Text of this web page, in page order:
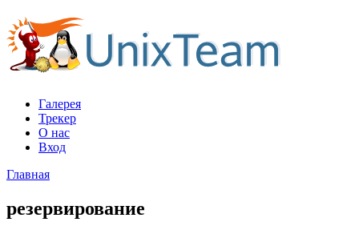
Галерея
Трекер
О нас
Вход
Главная
резервирование